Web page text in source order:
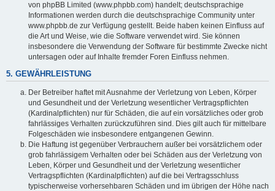
von phpBB Limited (www.phpbb.com) handelt; deutschsprachige
Informationen werden durch die deutschsprachige Community unter
www.phpbb.de zur Verfügung gestellt. Beide haben keinen Einfluss auf
die Art und Weise, wie die Software verwendet wird. Sie können
insbesondere die Verwendung der Software für bestimmte Zwecke nicht
untersagen oder auf Inhalte fremder Foren Einfluss nehmen.
5. GEWÄHRLEISTUNG
Der Betreiber haftet mit Ausnahme der Verletzung von Leben, Körper
und Gesundheit und der Verletzung wesentlicher Vertragspflichten
(Kardinalpflichten) nur für Schäden, die auf ein vorsätzliches oder grob
fahrlässiges Verhalten zurückzuführen sind. Dies gilt auch für mittelbare
Folgeschäden wie insbesondere entgangenen Gewinn.
Die Haftung ist gegenüber Verbrauchern außer bei vorsätzlichem oder
grob fahrlässigem Verhalten oder bei Schäden aus der Verletzung von
Leben, Körper und Gesundheit und der Verletzung wesentlicher
Vertragspflichten (Kardinalpflichten) auf die bei Vertragsschluss
typischerweise vorhersehbaren Schäden und im übrigen der Höhe nach